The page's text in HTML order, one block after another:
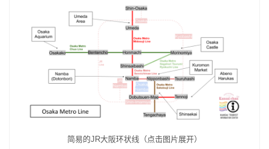
简易的JR大阪环状线（点击图片展开）